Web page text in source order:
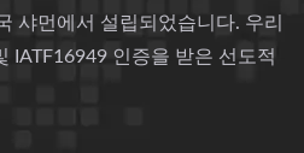
샤먼에서 설립되었습니다. 우리
IATF16949 인증을 받은 선도적